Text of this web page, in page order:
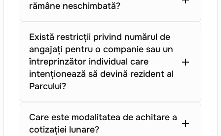
rămâne neschimbată?
Există restricții privind numărul de
angajați pentru o companie sau un
întreprinzător individual care
intenționează să devină rezident al
Parcului?
Care este modalitatea de achitare a
cotizației lunare?